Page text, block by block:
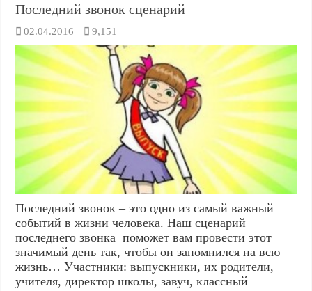
Последний звонок сценарий
02.04.2016 9,151
Последний звонок – это одно из самый важный
событий в жизни человека. Наш сценарий
последнего звонка поможет вам провести этот
значимый день так, чтобы он запомнился на всю
жизнь… Участники: выпускники, их родители,
учителя, директор школы, завуч, классный